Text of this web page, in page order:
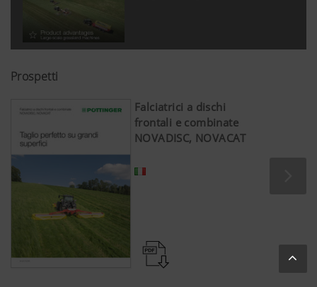
Prospetti
Falciatrici a dischi
frontali e combinate
NOVADISC, NOVACAT